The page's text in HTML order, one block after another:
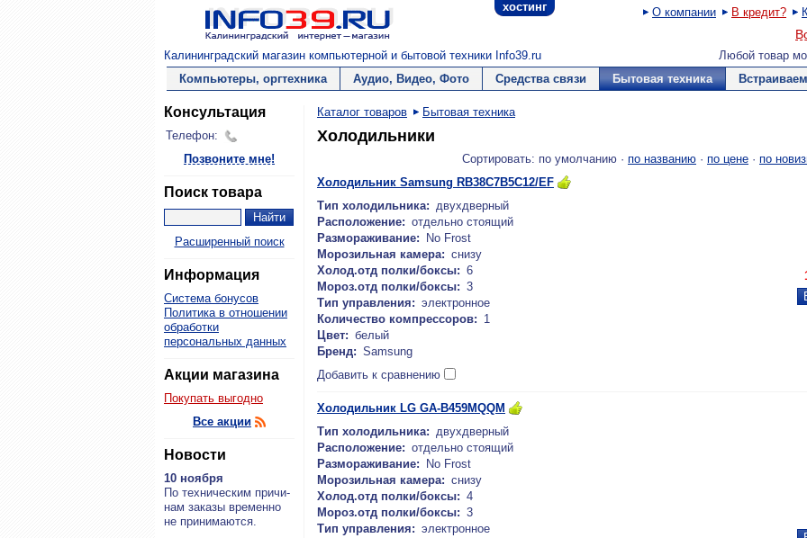
хостинг О компании В кредит?
Калининградский магазин компьютерной и бытовой техники Info39.ru Любой товар
Компьютеры, оргтехника
Аудио, Видео, Фото Средства связи Бытовая техника
Консультация
Телефон:
Позвоните мне!
Поиск товара
Расширенный поиск
Информация
Система бонусов
Политика в отношении
обработки
персональных данных
Акции магазина
Покупать выгодно
Все акции
Новости
10 ноября
По тех­ни­че­ским при­чи­
нам за­ка­зы вре­мен­но
не при­ни­ма­ют­ся.
Каталог товаров Бытовая техника
Холодильники
Сортировать: по умолчанию · по названию · по цене · по

Холодильник Samsung RB38C7B5C12/EF
Тип холодильника: двухдверный
Расположение: отдельно стоящий
Размораживание:
No Frost
Морозильная камера: снизу
Холод.отд полки/боксы: 6
Мороз.отд полки/боксы: 3
Тип управления: электронное
Количество компрессоров: 1
Цвет: белый
Бренд: Samsung
Добавить к сравнению

Холодильник LG GA-B459MQQM
Тип холодильника: двухдверный
Расположение: отдельно стоящий
Размораживание:
No Frost
Морозильная камера: снизу
Холод.отд полки/боксы: 4
Мороз.отд полки/боксы: 3
Тип управления: электронное